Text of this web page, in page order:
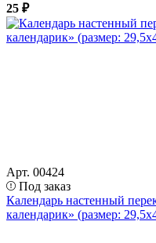
25 ₽
Арт. 00424
Под заказ
Календарь настенный
календарик» (размер: